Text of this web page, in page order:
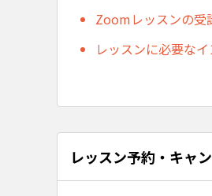
Zoomレッスンの受
レッスンに必要な
レッスン予約・キャ